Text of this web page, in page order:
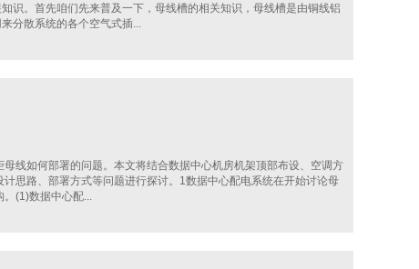
识。首先咱们先来普及一下，母线槽的相关知识，母线槽是由铜线铝
分散系统的各个空气式插...
线如何部署的问题。本文将结合数据中心机房机架顶部布设、空调方
思路、部署方式等问题进行探讨。1数据中心配电系统在开始讨论母
(1)数据中心配...